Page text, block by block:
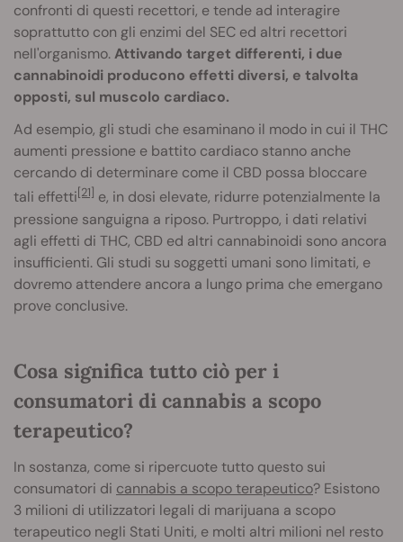
confronti di questi recettori, e tende ad interagire
soprattutto con gli enzimi del SEC ed altri recettori
nell'organismo.Attivando target differenti, i due
cannabinoidi producono effetti diversi, e talvolta
opposti, sul muscolo cardiaco.
Ad esempio, gli studi che esaminano il modo in cui il THC
aumenti pressione e battito cardiaco stanno anche
cercando di determinare come il CBD possa bloccare
tali effetti[21] e, in dosi elevate, ridurre potenzialmente la
pressione sanguigna a riposo. Purtroppo, i dati relativi
agli effetti di THC, CBD ed altri cannabinoidi sono ancora
insufficienti. Gli studi su soggetti umani sono limitati, e
dovremo attendere ancora a lungo prima che emergano
prove conclusive.
Cosa significa tutto ciò per i
consumatori di cannabis a scopo
terapeutico?
In sostanza, come si ripercuote tutto questo sui
consumatori di cannabis a scopo terapeutico? Esistono
3 milioni di utilizzatori legali di marijuana a scopo
terapeutico negli Stati Uniti, e molti altri milioni nel resto